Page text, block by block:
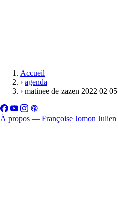
Accueil
› agenda
› matinee de zazen 2022 02 05
À propos — Françoise Jomon Julien